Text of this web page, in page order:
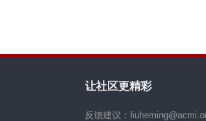
让社区更精彩
反馈建议：